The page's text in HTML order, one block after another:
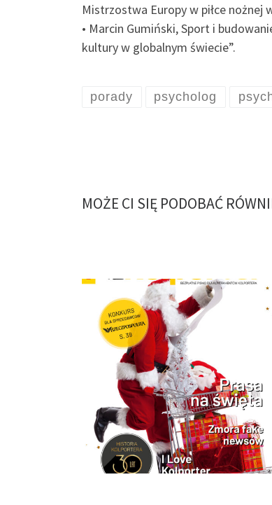
Mistrzostwa Europy w piłce nożnej
• Marcin Gumiński, Sport i
kultury w globalnym świecie”.
porady psycholog
MOŻE CI SIĘ PODOBAĆ